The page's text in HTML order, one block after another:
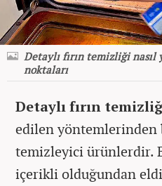
Detaylı fırın temizliği nasıl
noktaları
Detaylı fırın
edilen yöntemlerinden
temizleyici ürünlerdir.
içerikli olduğundan